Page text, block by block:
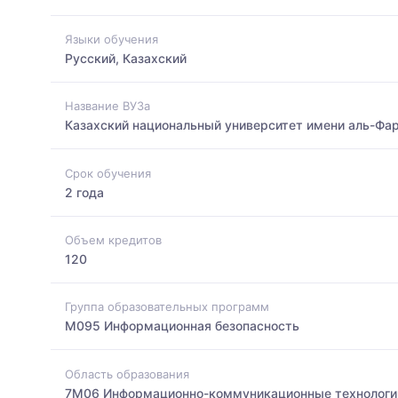
Языки обучения
Русский, Казахский
Название ВУЗа
Казахский национальный университет имени аль-
Срок обучения
2 года
Объем кредитов
120
Группа образовательных программ
M095 Информационная безопасность
Область образования
7M06 Информационно-коммуникационные